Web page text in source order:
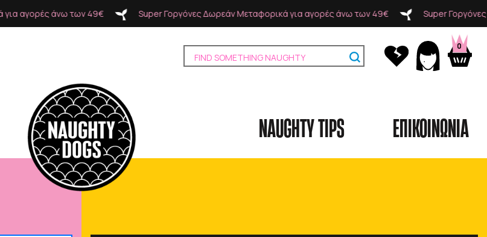
Super Γοργόνες Δωρεάν Μεταφορικά για αγορές άνω των 49€ Super Γοργόνες Δωρεάν Μεταφορικά για
0
NAUGHTY TIPS ΕΠΙΚΟΙΝΩΝΙΑ